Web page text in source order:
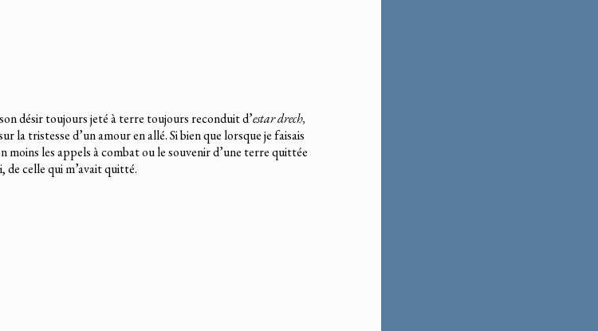
désir toujours jeté à terre toujours reconduit d’estar drech,
la tristesse d’un amour en allé. Si bien que lorsque je faisais
moins les appels à combat ou le souvenir d’une terre quittée
de celle qui m’avait quitté.